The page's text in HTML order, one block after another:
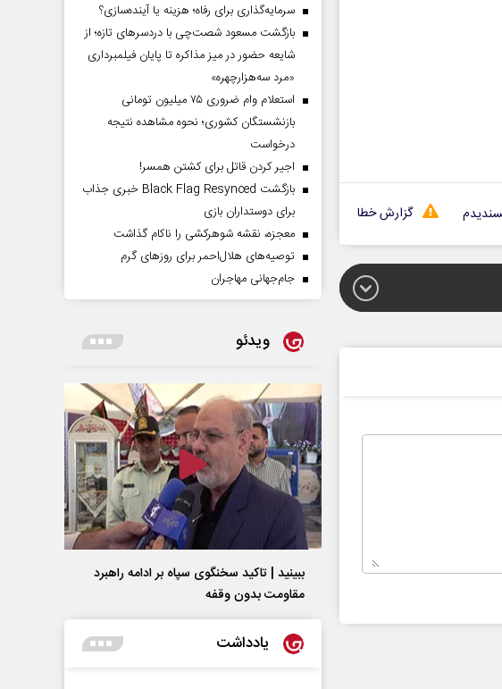
گزارش خطا
سرمایه‌گذاری برای رفاه؛ هزینه یا آینده‌سازی؟
بازگشت مسعود شصت‌چی با دردسر‌های تازه؛ از
شایعه حضور در میز مذاکره تا پایان فیلمبرداری
«مرد سه‌هزارچهره»
استعلام وام ضروری ۷۵ میلیون تومانی
بازنشستگان کشوری؛ نحوه مشاهده نتیجه
درخواست
اجیر کردن قاتل برای کشتن همسر!
بازگشت Black Flag Resynced خبری جذاب
برای دوستداران بازی
معجزه، نقشه شوهرکشی را ناکام گذاشت
توصیه‌های هلال‌احمر برای روز‌های گرم
جام‌جهانی مهاجران
ویدئو
ببینید | تاکید سخنگوی سپاه بر ادامه راهبرد
مقاومت بدون وقفه
یادداشت